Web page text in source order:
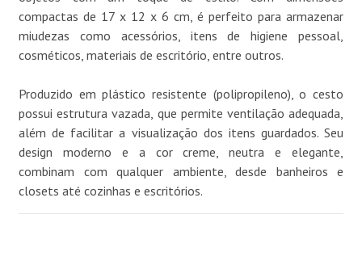
compactas de 17 x 12 x 6 cm, é perfeito para armazenar
miudezas como acessórios, itens de higiene pessoal,
cosméticos, materiais de escritório, entre outros.
Produzido em plástico resistente (polipropileno), o cesto
possui estrutura vazada, que permite ventilação adequada,
além de facilitar a visualização dos itens guardados. Seu
design moderno e a cor creme, neutra e elegante,
combinam com qualquer ambiente, desde banheiros e
closets até cozinhas e escritórios.